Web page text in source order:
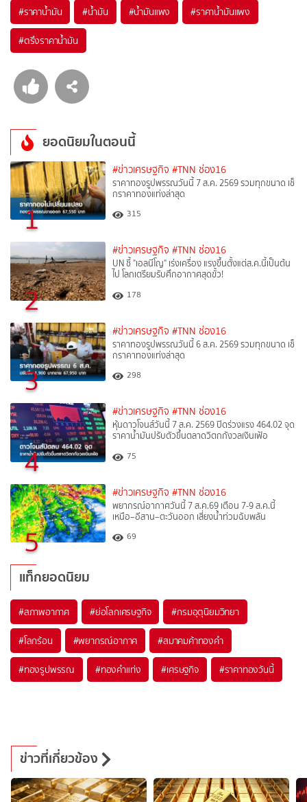
#ราคาน้ำมัน #น้ำมัน #น้ำมันแพง #ราคาน้ำมันแพง
#ตรึงราคาน้ำมัน
ยอดนิยมในตอนนี้
1
#ข่าวเศรษฐกิจ #TNN ช่อง16
ราคาทองรูปพรรณวันนี้ 7 ส.ค. 2569 รวมทุกขนาด เช็
กราคาทองแท่งล่าสุด
315
2
#ข่าวเศรษฐกิจ #TNN ช่อง16
UN ชี้ "เอลนีโญ" เร่งเครื่อง แรงขึ้นตั้งแต่ส.ค.นี้เป็นต้น
ไป โลกเตรียมรับศึกอากาศสุดขั้ว!
178
3
#ข่าวเศรษฐกิจ #TNN ช่อง16
ราคาทองรูปพรรณวันนี้ 6 ส.ค. 2569 รวมทุกขนาด เช็
กราคาทองแท่งล่าสุด
298
4
#ข่าวเศรษฐกิจ #TNN ช่อง16
หุ้นดาวโจนส์วันนี้ 7 ส.ค. 2569 ปิดร่วงแรง 464.02 จุด
ราคาน้ำมันปรับตัวขึ้นตลาดวิตกกังวลเงินเฟ้อ
75
5
#ข่าวเศรษฐกิจ #TNN ช่อง16
พยากรณ์อากาศวันนี้ 7 ส.ค.69 เตือน 7-9 ส.ค.นี้
เหนือ–อีสาน–ตะวันออก เสี่ยงน้ำท่วมฉับพลัน
69
แท็กยอดนิยม
#สภาพอากาศ #ย่อโลกเศรษฐกิจ #กรมอุตุนิยมวิทยา
#โลกร้อน #พยากรณ์อากาศ #สมาคมค้าทองคำ
#ทองรูปพรรณ #ทองคำแท่ง #เศรษฐกิจ #ราคาทองวันนี้
ข่าวที่เกี่ยวข้อง